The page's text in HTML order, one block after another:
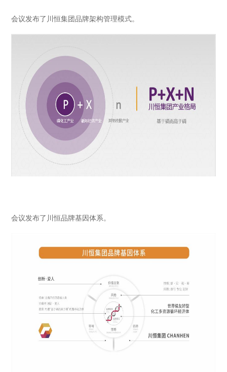
会议发布了川恒集团品牌架构管理模式。
会议发布了川恒品牌基因体系。